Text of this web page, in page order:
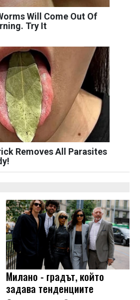
Will Come Out Of
Try It
Removes All Parasites
Милано - градът, който
задава тенденциите